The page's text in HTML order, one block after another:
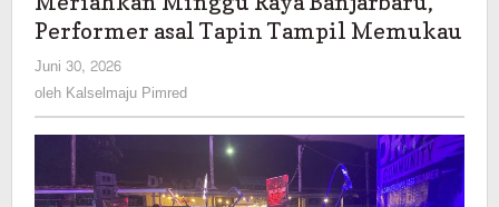
Minggu
Raya
asal
Tapin
Tampil
Memukau
Performer asal Tapin Tampil Memukau
Juni 30, 2026
Kalselmaju
Pimred
oleh Kalselmaju Pimred